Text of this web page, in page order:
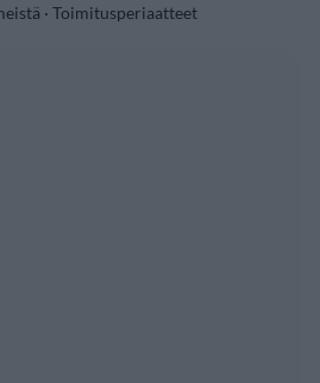
· Toimitusperiaatteet